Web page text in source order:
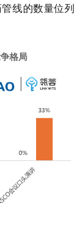
线的数量位列
格局